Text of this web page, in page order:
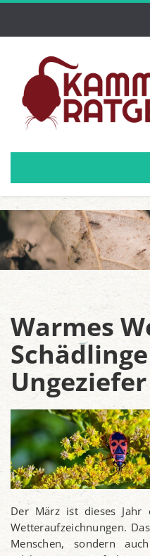
Warmes
Der März ist dieses
Wetteraufzeichnungen.
Menschen, sondern